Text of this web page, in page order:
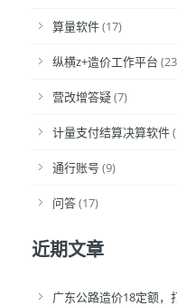
算量软件(17)
纵横z+造价工作平台
营改增答疑(7)
计量支付结算决算软件
通行账号 (9)
问答(17)
近期文章
广东公路造价18定额，